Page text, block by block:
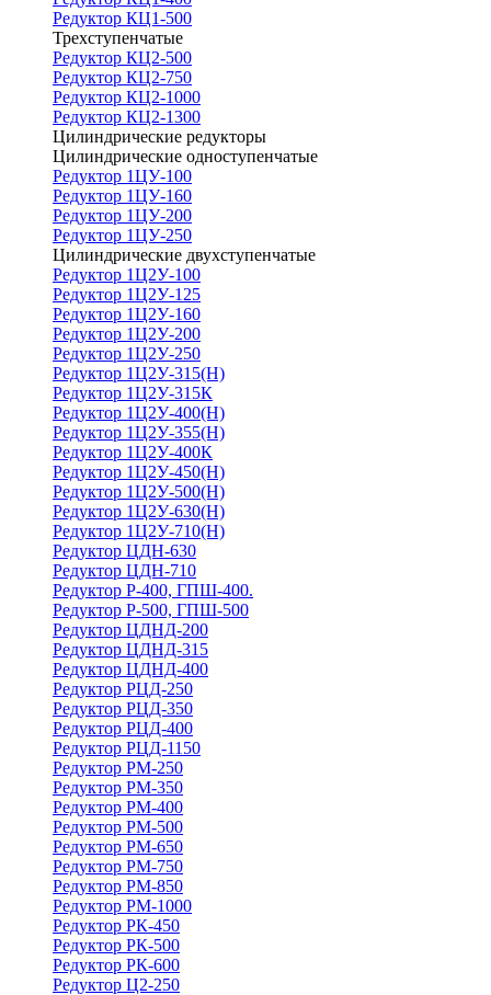
Редуктор КЦ1-500
Трехступенчатые
Редуктор КЦ2-500
Редуктор КЦ2-750
Редуктор КЦ2-1000
Редуктор КЦ2-1300
Цилиндрические редукторы
Цилиндрические одноступенчатые
Редуктор 1ЦУ-100
Редуктор 1ЦУ-160
Редуктор 1ЦУ-200
Редуктор 1ЦУ-250
Цилиндрические двухступенчатые
Редуктор 1Ц2У-100
Редуктор 1Ц2У-125
Редуктор 1Ц2У-160
Редуктор 1Ц2У-200
Редуктор 1Ц2У-250
Редуктор 1Ц2У-315(Н)
Редуктор 1Ц2У-315К
Редуктор 1Ц2У-400(Н)
Редуктор 1Ц2У-355(Н)
Редуктор 1Ц2У-400К
Редуктор 1Ц2У-450(Н)
Редуктор 1Ц2У-500(Н)
Редуктор 1Ц2У-630(Н)
Редуктор 1Ц2У-710(Н)
Редуктор ЦДН-630
Редуктор ЦДН-710
Редуктор Р-400, ГПШ-400.
Редуктор Р-500, ГПШ-500
Редуктор ЦДНД-200
Редуктор ЦДНД-315
Редуктор ЦДНД-400
Редуктор РЦД-250
Редуктор РЦД-350
Редуктор РЦД-400
Редуктор РЦД-1150
Редуктор РМ-250
Редуктор РМ-350
Редуктор РМ-400
Редуктор РМ-500
Редуктор РМ-650
Редуктор РМ-750
Редуктор РМ-850
Редуктор РМ-1000
Редуктор РК-450
Редуктор РК-500
Редуктор РК-600
Редуктор Ц2-250